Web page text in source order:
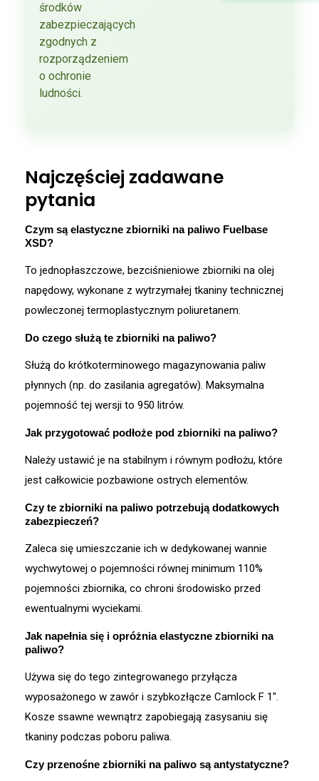
środków
zabezpieczających
zgodnych z
rozporządzeniem
o ochronie
ludności.
Najczęściej zadawane
pytania
Czym są elastyczne zbiorniki na paliwo Fuelbase
XSD?
To jednopłaszczowe, bezciśnieniowe zbiorniki na olej
napędowy, wykonane z wytrzymałej tkaniny technicznej
powleczonej termoplastycznym poliuretanem.
Do czego służą te zbiorniki na paliwo?
Służą do krótkoterminowego magazynowania paliw
płynnych (np. do zasilania agregatów). Maksymalna
pojemność tej wersji to 950 litrów.
Jak przygotować podłoże pod zbiorniki na paliwo?
Należy ustawić je na stabilnym i równym podłożu, które
jest całkowicie pozbawione ostrych elementów.
Czy te zbiorniki na paliwo potrzebują dodatkowych
zabezpieczeń?
Zaleca się umieszczanie ich w dedykowanej wannie
wychwytowej o pojemności równej minimum 110%
pojemności zbiornika, co chroni środowisko przed
ewentualnymi wyciekami.
Jak napełnia się i opróżnia elastyczne zbiorniki na
paliwo?
Używa się do tego zintegrowanego przyłącza
wyposażonego w zawór i szybkozłącze Camlock F 1″.
Kosze ssawne wewnątrz zapobiegają zasysaniu się
tkaniny podczas poboru paliwa.
Czy przenośne zbiorniki na paliwo są antystatyczne?